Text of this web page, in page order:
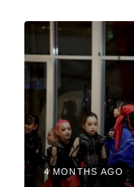
4 MONTHS AGO